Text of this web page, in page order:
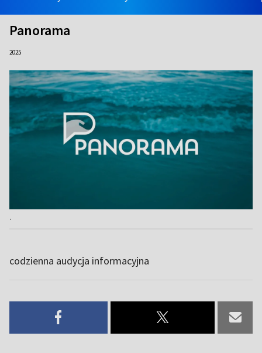
Panorama
2025
.
codzienna audycja informacyjna